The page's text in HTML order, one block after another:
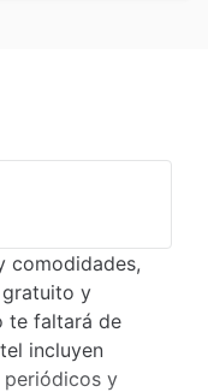
comodidades,
y
te faltará de
incluyen
periódicos y